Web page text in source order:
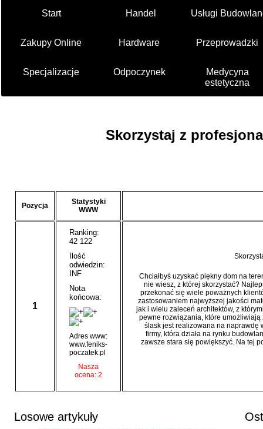
Start Handel Usługi
Zakupy Online Hardware Przeprowadzki
Specjalizacje Odpoczynek
Medycyna
estetyczna
Skorzystaj z
Pozycja
Statystyki
WWW
1
Ranking:
42 122
Ilość
odwiedzin:
INF
Nota
końcowa:
Adres www:
www.feniks-
poczatek.pl
Nasza
ocena: 2
Chciałbyś uzyskać piękny dom na
nie wiesz, z której skorzystać?
przekonać się wiele poważnych
zastosowaniem najwyższej jakości
jak i wielu zaleceń architektów, z
pewne rozwiązania, które
ślask jest realizowana na naprawdę
firmy, która działa na rynku
zawsze stara się powiększyć. Na tej
Losowe artykuły